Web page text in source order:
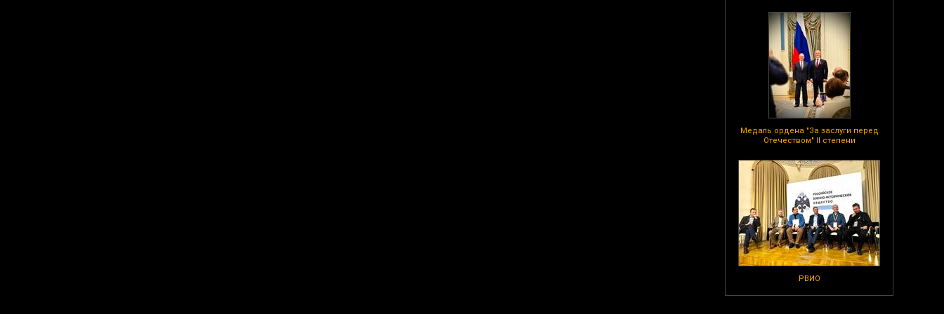
Медаль ордена "За заслуги перед
Отечеством" II степени
РВИО